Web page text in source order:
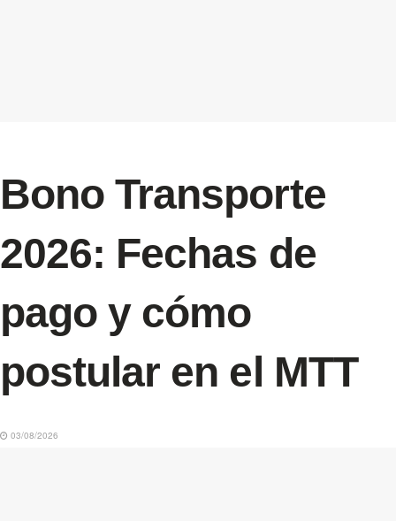
Bono Transporte
2026: Fechas de
pago y cómo
postular en el MTT
03/08/2026